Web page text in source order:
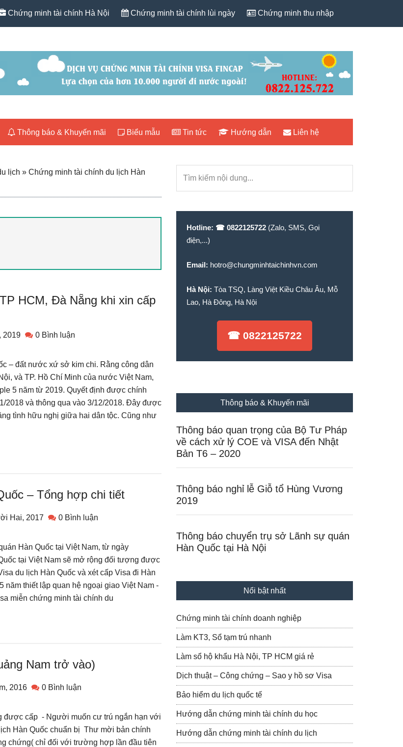
Chứng minh tài chính Hà Nội Chứng minh tài chính lùi ngày Chứng minh thu nhập
Thông báo & Khuyến mãi Biểu mẫu Tin tức Hướng dẫn Liên hệ
lịch » Chứng minh tài chính du lịch Hàn
HCM, Đà Nẵng khi xin cấp
2019 0 Bình luận
– đất nước xứ sở kim chi. Rằng công dân
và TP. Hồ Chí Minh của nước Việt Nam,
5 năm từ 2019. Quyết định được chính
2018 và thông qua vào 3/12/2018. Đây được
tình hữu nghị giữa hai dân tộc. Cũng như
– Tổng hợp chi tiết
Hai, 2017 0 Bình luận
Hàn Quốc tại Việt Nam, từ ngày
tại Việt Nam sẽ mở rộng đối tượng được
du lịch Hàn Quốc và xét cấp Visa đi Hàn
năm thiết lập quan hệ ngoại giao Việt Nam -
miễn chứng minh tài chính du
Nam trở vào)
2016 0 Bình luận
cấp - Người muốn cư trú ngắn hạn với
Hàn Quốc chuẩn bị Thư mời bản chính
chứng( chỉ đối với trường hợp lần đầu tiên
Sidebar
kiếm
Hotline: ☎ 0822125722 (Zalo, SMS, Gọi
điện,...)
Email: hotro@chungminhtaichinhvn.com
Hà Nội: Tòa TSQ, Làng Việt Kiều Châu Âu, Mỗ
Lao, Hà Đông, Hà Nội
☎ 0822125722
Thông báo & Khuyến mãi
Thông báo quan trọng của Bộ Tư Pháp
về cách xử lý COE và VISA đến Nhật
Bản T6 – 2020
Thông báo nghỉ lễ Giỗ tổ Hùng Vương
2019
Thông báo chuyển trụ sở Lãnh sự quán
Hàn Quốc tại Hà Nội
Nổi bật nhất
Chứng minh tài chính doanh nghiệp
Làm KT3, Sổ tạm trú nhanh
Làm sổ hộ khẩu Hà Nội, TP HCM giá rẻ
Dịch thuật – Công chứng – Sao y hồ sơ Visa
Bảo hiểm du lịch quốc tế
Hướng dẫn chứng minh tài chính du học
Hướng dẫn chứng minh tài chính du lịch